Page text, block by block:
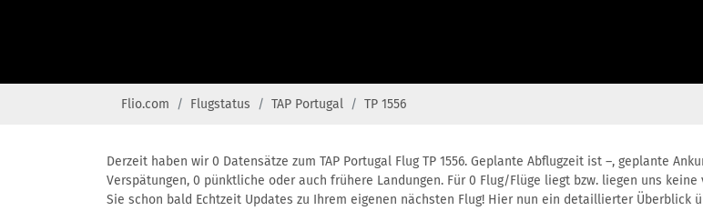
Flio.com Flugstatus TAP Portugal TP 1556
Derzeit haben wir 0 Datensätze zum TAP Portugal Flug TP 1556. Geplante Abflugzeit ist –, geplante
Verspätungen, 0 pünktliche oder auch frühere Landungen. Für 0 Flug/Flüge liegt bzw. liegen uns
Sie schon bald Echtzeit Updates zu Ihrem eigenen nächsten Flug! Hier nun ein detaillierter Überblick